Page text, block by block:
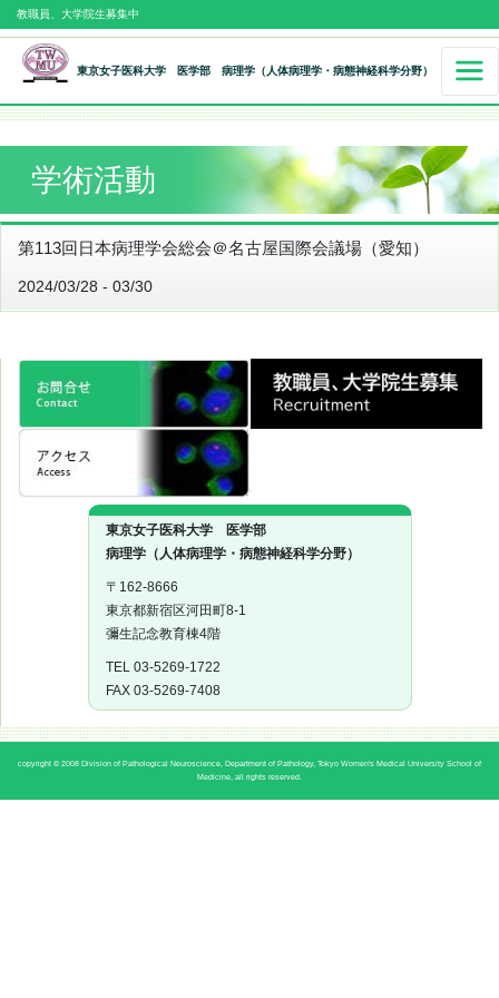
教職員、大学院生募集中
東京女子医科大学 医学部 病理学（人体病理学・病態神経科学分野）
学術活動
第113回日本病理学会総会＠名古屋国際会議場（愛知）
2024/03/28 - 03/30
東京女子医科大学 医学部
病理学（人体病理学・病態神経科学分野）
〒162-8666
東京都新宿区河田町8-1
彌生記念教育棟4階
TEL 03-5269-1722
FAX 03-5269-7408
copyright © 2008 Division of Pathological Neuroscience, Department of Pathology, Tokyo Women's Medical University School of
Medicine, all rights reserved.